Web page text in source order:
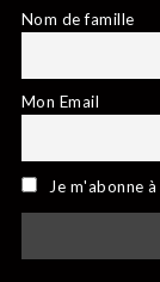
Nom de famille
Mon Email
Je m'abonne